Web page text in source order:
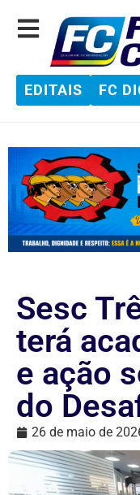
EDITAIS FC
Sesc
terá
e ação
do
26 de maio de